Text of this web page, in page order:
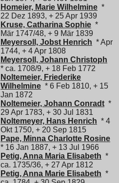
Homeier, Marie Wilhelmine *
22 Dez 1893, + 25 Apr 1939
Kruse, Catharina Sophie *
Mär 1747/48, + 9 Mär 1839
Meyersoll, Jobst Henrich * Apr
1744, + 4 Apr 1808
Meyersoll, Johann Christoph
* ca. 1708/9, + 18 Feb 1772
Noltemeier, Friederike
Wilhelmine * 6 Feb 1810, + 15
Jan 1872
Noltemeier, Johann Conradt *
29 Apr 1783, + 30 Jul 1831
Noltemeyer, Hans Henrich * 4
Okt 1750, + 20 Sep 1815
Pape, Minna Charlotte Rosine
* 16 Jan 1887, + 13 Jul 1966
Petig, Anna Maria Elisabeth *
ca. 1735/36, + 27 Apr 1812
Petig, Anna Marie Elisabeth *